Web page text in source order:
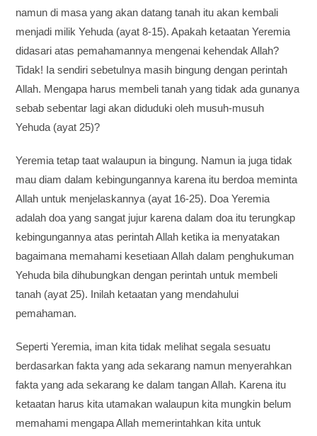
namun di masa yang akan datang tanah itu akan kembali
menjadi milik Yehuda (ayat 8-15). Apakah ketaatan Yeremia
didasari atas pemahamannya mengenai kehendak Allah?
Tidak! Ia sendiri sebetulnya masih bingung dengan perintah
Allah. Mengapa harus membeli tanah yang tidak ada gunanya
sebab sebentar lagi akan diduduki oleh musuh-musuh
Yehuda (ayat 25)?
Yeremia tetap taat walaupun ia bingung. Namun ia juga tidak
mau diam dalam kebingungannya karena itu berdoa meminta
Allah untuk menjelaskannya (ayat 16-25). Doa Yeremia
adalah doa yang sangat jujur karena dalam doa itu terungkap
kebingungannya atas perintah Allah ketika ia menyatakan
bagaimana memahami kesetiaan Allah dalam penghukuman
Yehuda bila dihubungkan dengan perintah untuk membeli
tanah (ayat 25). Inilah ketaatan yang mendahului
pemahaman.
Seperti Yeremia, iman kita tidak melihat segala sesuatu
berdasarkan fakta yang ada sekarang namun menyerahkan
fakta yang ada sekarang ke dalam tangan Allah. Karena itu
ketaatan harus kita utamakan walaupun kita mungkin belum
memahami mengapa Allah memerintahkan kita untuk